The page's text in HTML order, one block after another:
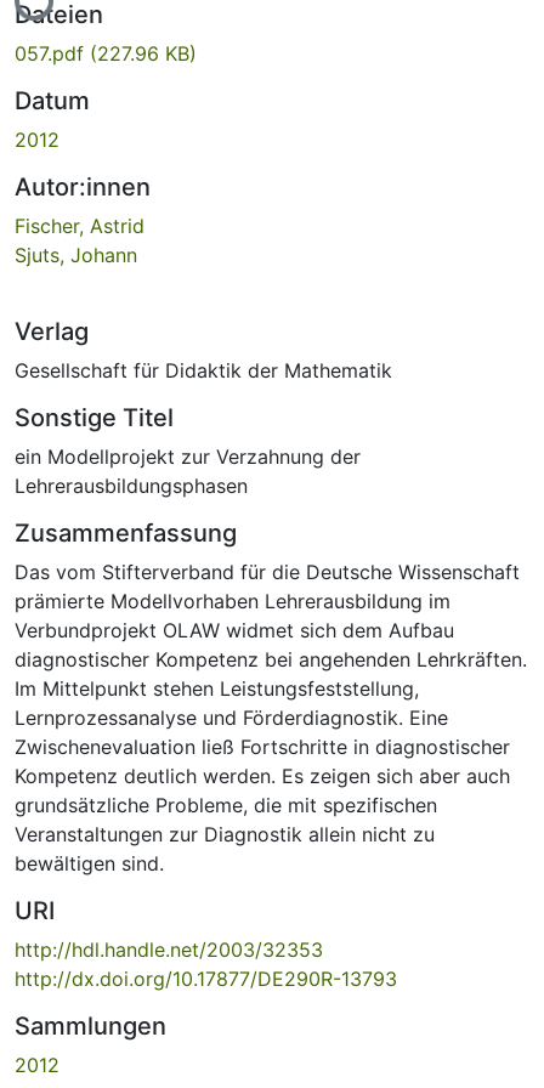
Dateien
057.pdf (227.96 KB)
Datum
2012
Autor:innen
Fischer, Astrid
Sjuts, Johann
Verlag
Gesellschaft für Didaktik der Mathematik
Sonstige Titel
ein Modellprojekt zur Verzahnung der
Lehrerausbildungsphasen
Zusammenfassung
Das vom Stifterverband für die Deutsche Wissenschaft
prämierte Modellvorhaben Lehrerausbildung im
Verbundprojekt OLAW widmet sich dem Aufbau
diagnostischer Kompetenz bei angehenden Lehrkräften.
Im Mittelpunkt stehen Leistungsfeststellung,
Lernprozessanalyse und Förderdiagnostik. Eine
Zwischenevaluation ließ Fortschritte in diagnostischer
Kompetenz deutlich werden. Es zeigen sich aber auch
grundsätzliche Probleme, die mit spezifischen
Veranstaltungen zur Diagnostik allein nicht zu
bewältigen sind.
URI
http://hdl.handle.net/2003/32353
http://dx.doi.org/10.17877/DE290R-13793
Sammlungen
2012